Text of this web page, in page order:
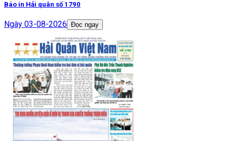
Báo in Hải quân số 1790
Ngày 03-08-2026 Đọc ngay